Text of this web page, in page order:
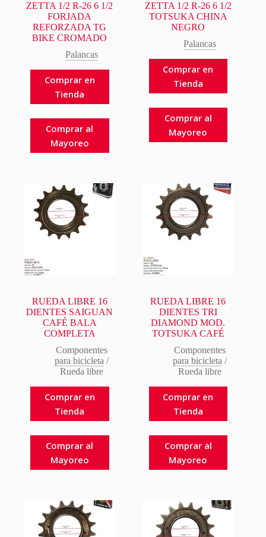
ZETTA 1/2 R-26 6 1/2
FORJADA
REFORZADA TG
BIKE CROMADO
Palancas
Comprar en
Tienda
Comprar al
Mayoreo
ZETTA 1/2 R-26 6 1/2
TOTSUKA CHINA
NEGRO
Palancas
Comprar en
Tienda
Comprar al
Mayoreo
RUEDA LIBRE 16
DIENTES SAIGUAN
CAFÉ BALA
COMPLETA
Componentes
para bicicleta /
Rueda libre
Comprar en
Tienda
Comprar al
Mayoreo
RUEDA LIBRE 16
DIENTES TRI
DIAMOND MOD.
TOTSUKA CAFÉ
Componentes
para bicicleta /
Rueda libre
Comprar en
Tienda
Comprar al
Mayoreo